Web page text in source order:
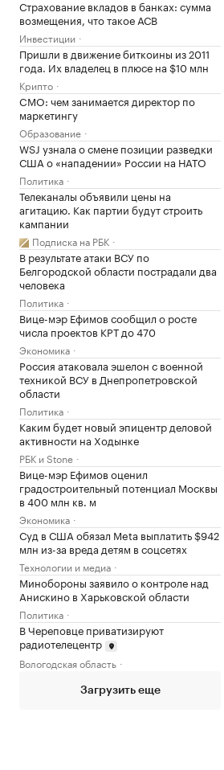
Страхование вкладов в банках: сумма
возмещения, что такое АСВ
Инвестиции
Пришли в движение биткоины из 2011
года. Их владелец в плюсе на $10 млн
Крипто
CMO: чем занимается директор по
маркетингу
Образование
WSJ узнала о смене позиции разведки
США о «нападении» России на НАТО
Политика
Телеканалы объявили цены на
агитацию. Как партии будут строить
кампании
Подписка на РБК
В результате атаки ВСУ по
Белгородской области пострадали два
человека
Политика
Вице-мэр Ефимов сообщил о росте
числа проектов КРТ до 470
Экономика
Россия атаковала эшелон с военной
техникой ВСУ в Днепропетровской
области
Политика
Каким будет новый эпицентр деловой
активности на Ходынке
РБК и Stone
Вице-мэр Ефимов оценил
градостроительный потенциал Москвы
в 400 млн кв. м
Экономика
Суд в США обязал Meta выплатить $942
млн из-за вреда детям в соцсетях
Технологии и медиа
Минобороны заявило о контроле над
Анискино в Харьковской области
Политика
В Череповце приватизируют
радиотелецентр
Вологодская область
Загрузить еще